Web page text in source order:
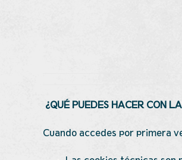
¿QUÉ PUEDES HACER CON
Cuando accedes por primera